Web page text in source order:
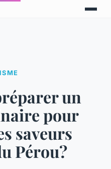
un
pour
saveurs
Pérou?